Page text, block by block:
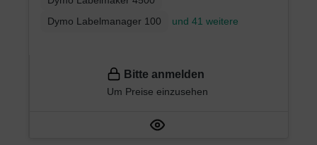
Dymo Labelmanager 100
und 41 weitere
Bitte anmelden
Um Preise einzusehen